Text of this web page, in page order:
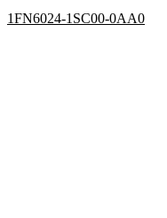
1FN6024-1SC00-0AA0